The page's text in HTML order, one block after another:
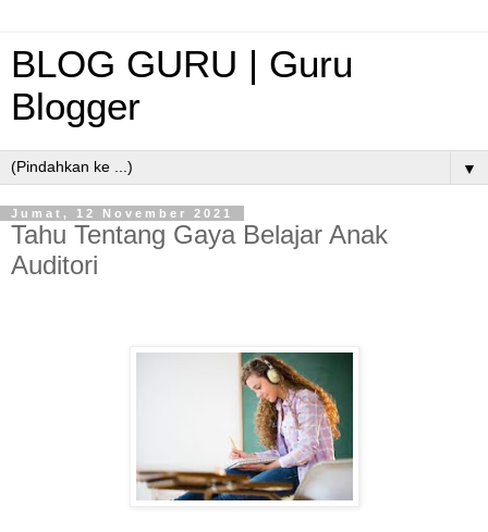
BLOG GURU | Guru
Blogger
▼
Jumat, 12 November 2021
Tahu Tentang Gaya Belajar Anak
Auditori